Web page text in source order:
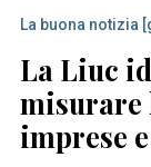
r
c
h
f
o
La buona notizia
La Liuc
misurare
imprese